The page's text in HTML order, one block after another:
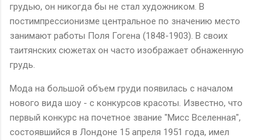
грудью, он никогда бы не стал художником. В
постимпрессионизме центральное по значению место
занимают работы Поля Гогена (1848-1903). В своих
таитянских сюжетах он часто изображает обнаженную
грудь.
Мода на большой объем груди появилась с началом
нового вида шоу - с конкурсов красоты. Известно, что
первый конкурс на почетное звание "Мисс Вселенная",
состоявшийся в Лондоне 15 апреля 1951 года, имел